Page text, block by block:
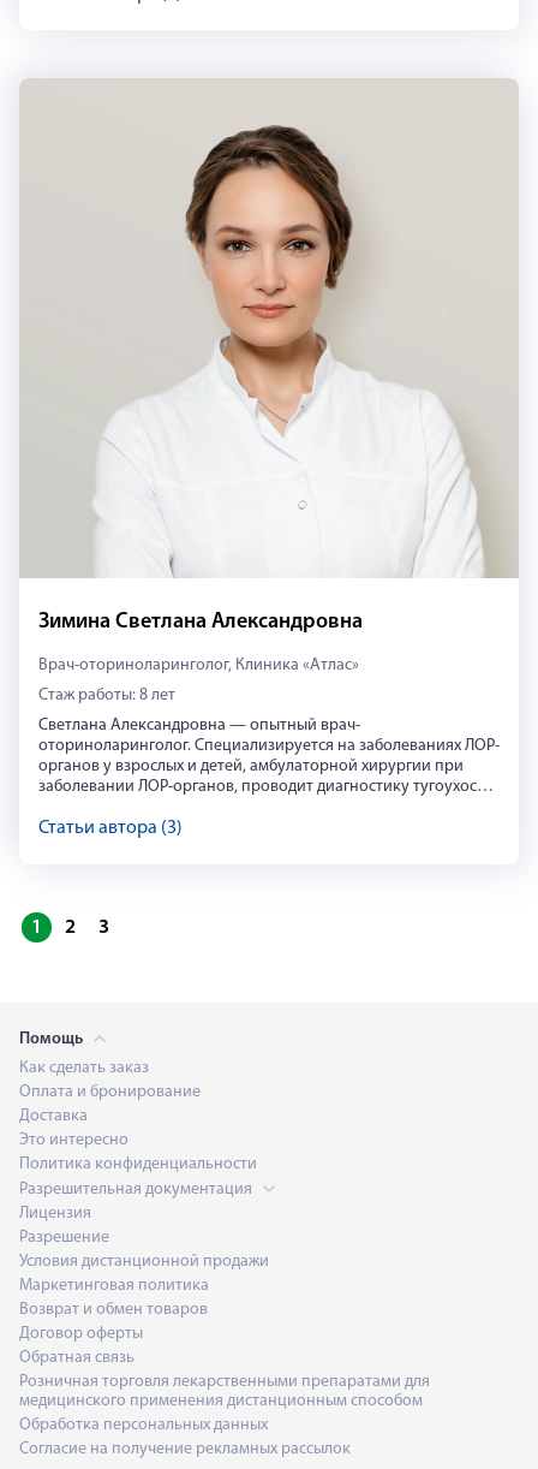
Ольга Агеева
В 2013 году после окончания кадетского училища, решила
Юлия Карачёва
Юлия Викторовна — опытный врач-психотерапевт.
https://vk.com/atlasclinic
психотерапии до ноября 2024 года, психиатрии-наркологии
Светлана Зимина
Зимина Светлана Александровна
Врач-оториноларинголог, Клиника «Атлас»
Стаж работы: 8 лет
Светлана Александровна — опытный врач-
оториноларинголог. Специализируется на заболеваниях ЛОР-
органов у взрослых и детей, амбулаторной хирургии при
заболевании ЛОР-органов, проводит диагностику тугоухости
Статьи автора (3)
1 2 3
Помощь
Как сделать заказ
Оплата и бронирование
Доставка
Это интересно
Политика конфиденциальности
Разрешительная документация
Лицензия
Разрешение
Условия дистанционной продажи
Маркетинговая политика
Возврат и обмен товаров
Договор оферты
Обратная связь
Розничная торговля лекарственными препаратами для
медицинского применения дистанционным способом
Обработка персональных данных
Согласие на получение рекламных рассылок